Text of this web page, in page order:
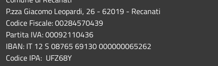
P.zza Giacomo Leopardi, 26 - 62019 - Recanati
Codice Fiscale: 00284570439
Partita IVA: 00092110436
IBAN: IT 12 S 08765 69130 000000065262
Codice IPA: UFZ68Y